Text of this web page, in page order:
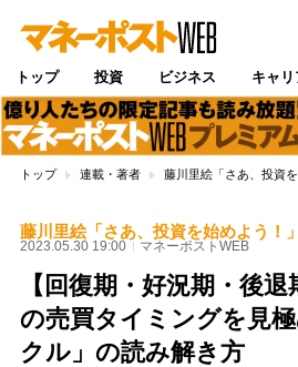
トップ 投資 ビジネス キャリ
トップ 連載・著者 藤川里絵「さあ、投資を
藤川里絵「さあ、投資を始めよう！」
2023.05.30 19:00 マネーポストWEB
【回復期・好況期・後
の売買タイミングを見
クル」の読み解き方